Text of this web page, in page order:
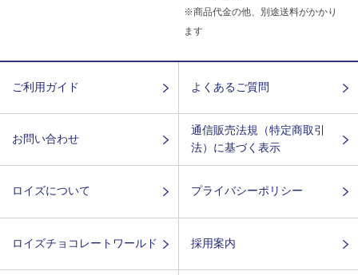
※商品代金の他、別途送料がかかり
ます
ご利用ガイド よくあるご質問
お問い合わせ
通信販売法規（特定商取引
法）に基づく表示
ロイズについて プライバシーポリシー
ロイズチョコレートワールド 採用案内